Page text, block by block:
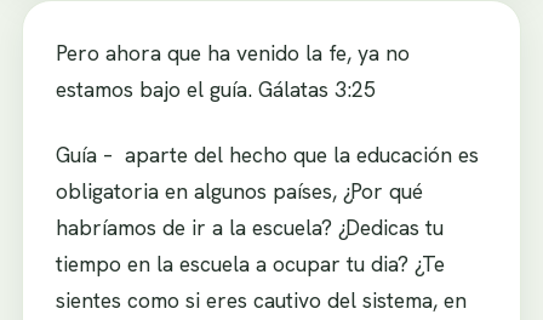
Pero ahora que ha venido la fe, ya no
estamos bajo el guía. Gálatas 3:25
Guía – aparte del hecho que la educación es
obligatoria en algunos países, ¿Por qué
habríamos de ir a la escuela? ¿Dedicas tu
tiempo en la escuela a ocupar tu dia? ¿Te
sientes como si eres cautivo del sistema, en